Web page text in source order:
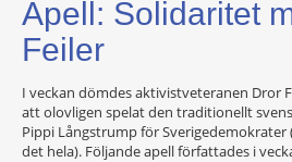
Apell: Solidaritet
Feiler
I veckan dömdes aktivistveteranen Dror
att olovligen spelat den traditionellt
Pippi Långstrump för
det hela). Följande apell författades i